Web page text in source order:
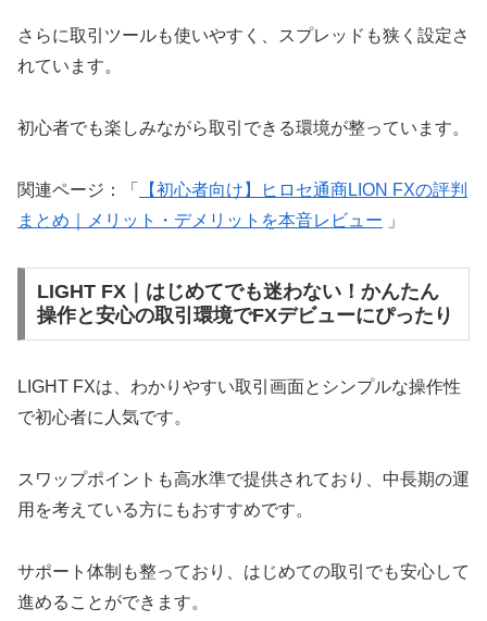
さらに取引ツールも使いやすく、スプレッドも狭く設定さ
れています。
初心者でも楽しみながら取引できる環境が整っています。
関連ページ：「
【初心者向け】ヒロセ通商LION FXの評判
まとめ｜メリット・デメリットを本音レビュー
」
LIGHT FX｜はじめてでも迷わない！かんたん
操作と安心の取引環境でFXデビューにぴったり
LIGHT FXは、わかりやすい取引画面とシンプルな操作性
で初心者に人気です。
スワップポイントも高水準で提供されており、中長期の運
用を考えている方にもおすすめです。
サポート体制も整っており、はじめての取引でも安心して
進めることができます。